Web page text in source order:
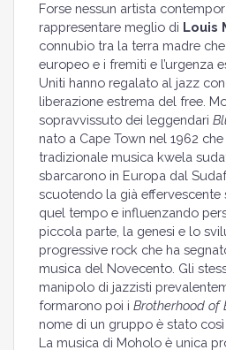
Forse nessun artista
rappresentare meglio di Louis
connubio tra la terra madre
europeo e i fremiti e l’urgenza
Uniti hanno regalato al jazz
liberazione estrema del free.
sopravvissuto dei leggendari
nato a Cape Town nel 1962
tradizionale musica kwela
sbarcarono in Europa dal
scuotendo la già effervescente
quel tempo e influenzando
piccola parte, la genesi e lo
progressive rock che ha
musica del Novecento. Gli
manipolo di jazzisti
formarono poi i Brotherhood of
nome di un gruppo è stato
La musica di Moholo è unica